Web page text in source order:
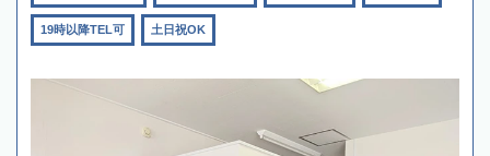
19時以降TEL可 土日祝OK